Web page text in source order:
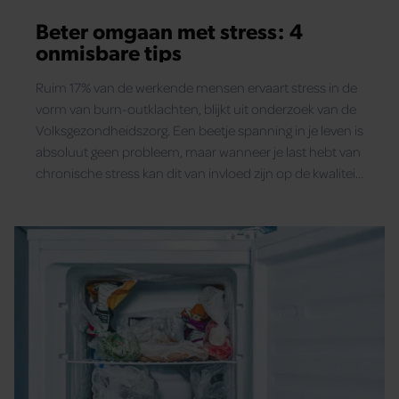
Beter omgaan met stress: 4
onmisbare tips
Ruim 17% van de werkende mensen ervaart stress in de
vorm van burn-outklachten, blijkt uit onderzoek van de
Volksgezondheidszorg. Een beetje spanning in je leven is
absoluut geen probleem, maar wanneer je last hebt van
chronische stress kan dit van invloed zijn op de kwaliteit